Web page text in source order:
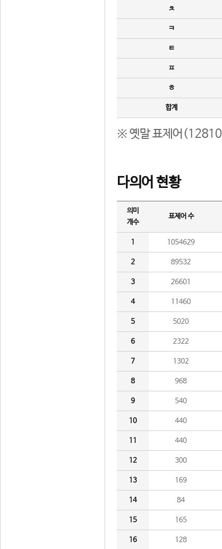
ㅊ
ㅋ
ㅌ
ㅍ
ㅎ
합계
※ 옛말 표제어(12810
다의어 현황
의미
개수
표제어 수
1 1054629
2 89532
3 26601
4 11460
5 5020
6 2322
7 1302
8 968
9 540
10 440
11 440
12 300
13 169
14 84
15 165
16 128